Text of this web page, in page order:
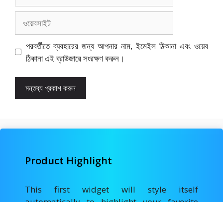
পরবর্তীতে ব্যবহারের জন্য আপনার নাম, ইমেইল ঠিকানা এবং ওয়েব
ঠিকানা এই ব্রাউজারে সংরক্ষণ করুন।
Product Highlight
This first widget will style itself